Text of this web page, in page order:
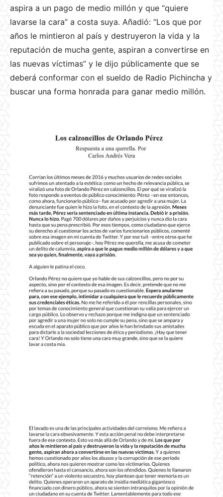
aspira a un pago de medio millón y que “quiere
lavarse la cara” a costa suya. Añadió: “Los que por
años le mintieron al país y destruyeron la vida y la
reputación de mucha gente, aspiran a convertirse en
las nuevas víctimas” y le dijo públicamente que se
deberá conformar con el sueldo de Radio Pichincha y
buscar una forma honrada para ganar medio millón.